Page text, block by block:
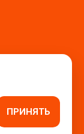
ПРИНЯТЬ